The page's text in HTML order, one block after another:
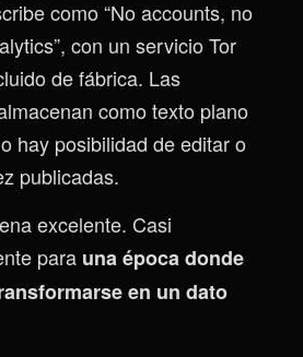
como “No accounts, no
con un servicio Tor
de fábrica. Las
como texto plano
hay posibilidad de editar o
publicadas.
excelente. Casi
para una época donde
en un dato